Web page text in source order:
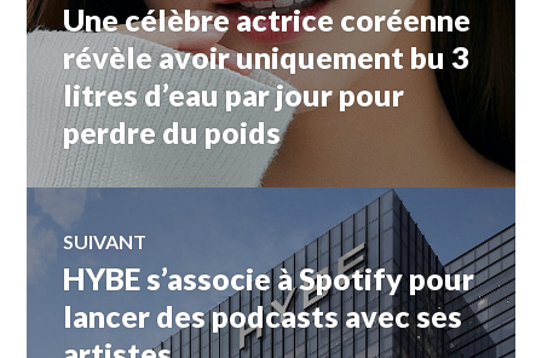
de
l’article
Article
précédent :
Une célèbre actrice coréenne
révèle avoir uniquement bu 3
litres d’eau par jour pour
perdre du poids
SUIVANT
Article
Suivant:
HYBE s’associe à Spotify pour
lancer des podcasts avec ses